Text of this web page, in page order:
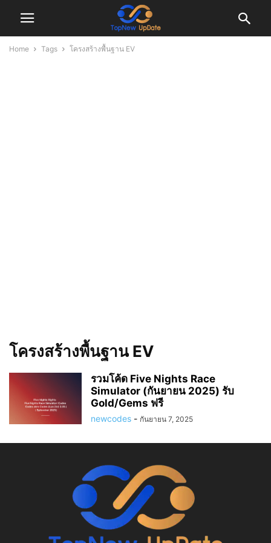
Home Tags โครงสร้างพื้นฐาน EV
โครงสร้างพื้นฐาน EV
รวมโค้ด Five Nights Race
Simulator (กันยายน 2025) รับ
Gold/Gems ฟรี
newcodes - กันยายน 7, 2025